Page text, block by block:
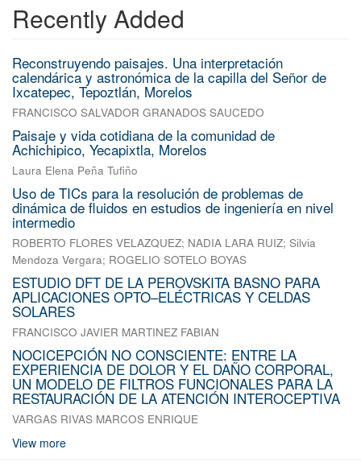
Recently Added
Reconstruyendo paisajes. Una interpretación
calendárica y astronómica de la capilla del Señor de
Ixcatepec, Tepoztlán, Morelos
FRANCISCO SALVADOR GRANADOS SAUCEDO
Paisaje y vida cotidiana de la comunidad de
Achichipico, Yecapixtla, Morelos
Laura Elena Peña Tufiño
Uso de TICs para la resolución de problemas de
dinámica de fluidos en estudios de ingeniería en nivel
intermedio
ROBERTO FLORES VELAZQUEZ; NADIA LARA RUIZ; Silvia
Mendoza Vergara; ROGELIO SOTELO BOYAS
ESTUDIO DFT DE LA PEROVSKITA BASNO PARA
APLICACIONES OPTO–ELÉCTRICAS Y CELDAS
SOLARES
FRANCISCO JAVIER MARTINEZ FABIAN
NOCICEPCIÓN NO CONSCIENTE: ENTRE LA
EXPERIENCIA DE DOLOR Y EL DAÑO CORPORAL,
UN MODELO DE FILTROS FUNCIONALES PARA LA
RESTAURACIÓN DE LA ATENCIÓN INTEROCEPTIVA
VARGAS RIVAS MARCOS ENRIQUE
View more